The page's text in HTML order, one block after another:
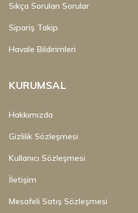
Sıkça Sorulan Sorular
Sipariş Takip
Havale Bildirimleri
KURUMSAL
Hakkımızda
Gizlilik Sözleşmesi
Kullanıcı Sözleşmesi
İletişim
Mesafeli Satış Sözleşmesi